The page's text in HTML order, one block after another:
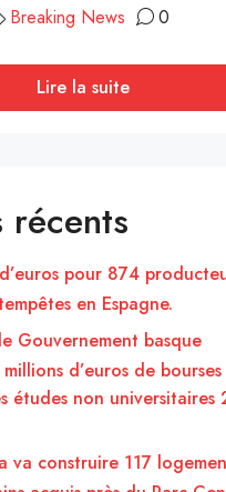
Breaking News 0
Lire la suite
pour 874
en Espagne.
Gouvernement basque
d’euros de
études non universitaires
va construire 117